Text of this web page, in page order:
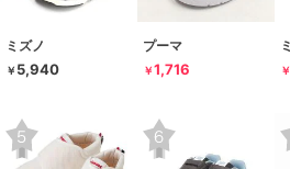
ミズノ
￥ 5,940
プーマ
￥1,716 ￥